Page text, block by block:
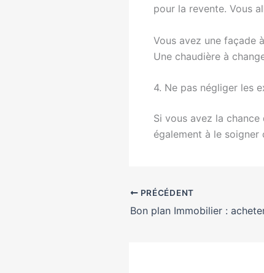
pour la revente. Vous
Vous avez une façade
Une chaudière à
4. Ne pas négliger les
Si vous avez la
également à le soigner
PRÉCÉDENT